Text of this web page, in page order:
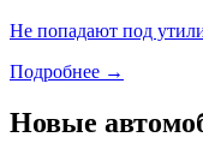
Не попадают под
Подробнее →
Новые